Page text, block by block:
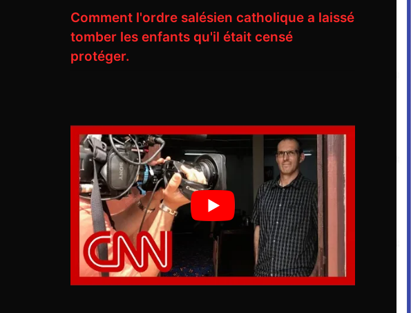
Comment l'ordre salésien catholique a laissé
tomber les enfants qu'il était censé
protéger.